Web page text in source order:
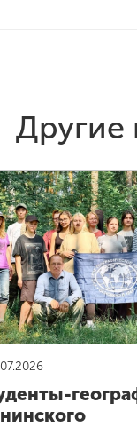
Другие